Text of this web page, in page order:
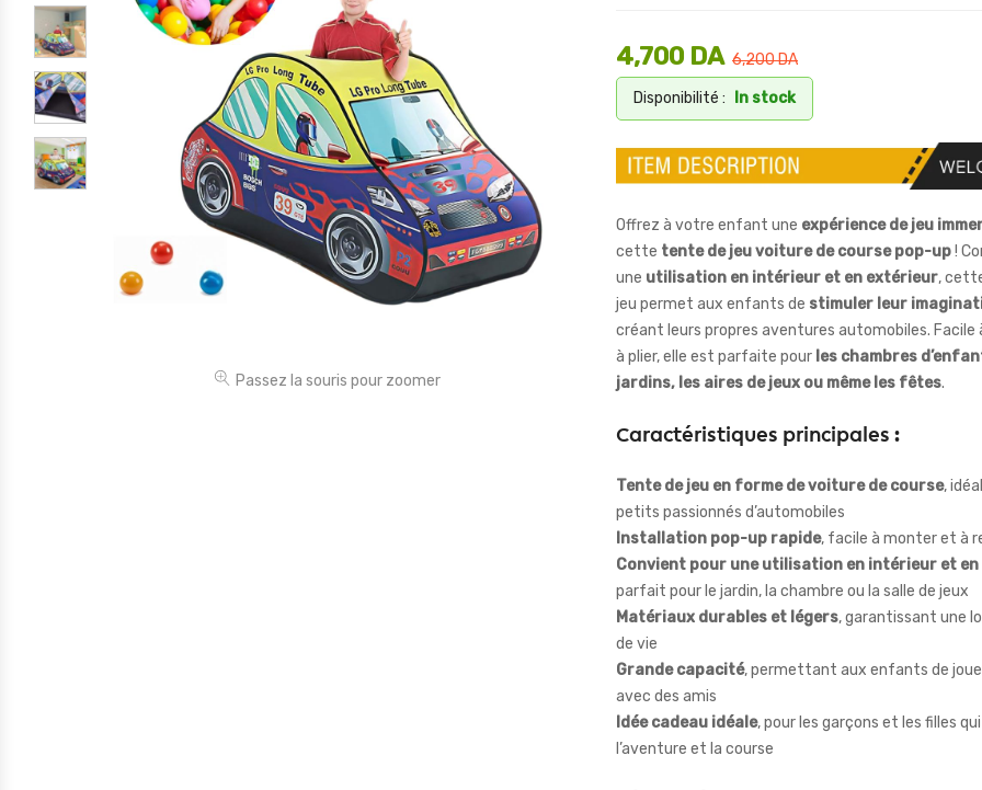
Cuisine
Décoration
Electroménager
Électronique
Jouets
Passez la souris pour zoomer
6,200DA
4,700 DA
Disponibilité : In stock
Offrez à votre enfant une expérience de jeu
cette tente de jeu voiture de course pop-up!
une utilisation en intérieur et en extérieur,
jeu permet aux enfants de stimuler leur
créant leurs propres aventures automobiles. Facile
à plier, elle est parfaite pour les chambres
jardins, les aires de jeux ou même les fêtes.
Caractéristiques principales :
Tente de jeu en forme de voiture de course,
petits passionnés d’automobiles
Installation pop-up rapide, facile à monter et à
Convient pour une utilisation en intérieur et
parfait pour le jardin, la chambre ou la salle de jeux
Matériaux durables et légers, garantissant une
de vie
Grande capacité, permettant aux enfants de
avec des amis
Idée cadeau idéale, pour les garçons et les filles
l’aventure et la course